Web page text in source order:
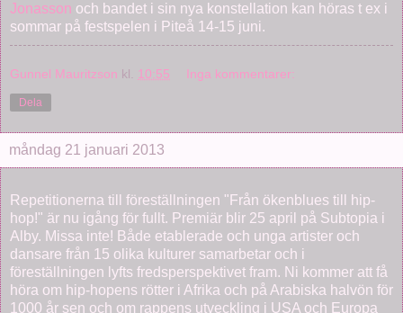
Jonasson och bandet i sin nya konstellation kan höras t ex i
sommar på festspelen i Piteå 14-15 juni.
Gunnel Mauritzson kl. 10:55 Inga kommentarer:
Dela
måndag 21 januari 2013
Repetitionerna till föreställningen "Från ökenblues till hip-
hop!" är nu igång för fullt. Premiär blir 25 april på Subtopia i
Alby. Missa inte! Både etablerade och unga artister och
dansare från 15 olika kulturer samarbetar och i
föreställningen lyfts fredsperspektivet fram. Ni kommer att få
höra om hip-hopens rötter i Afrika och på Arabiska halvön för
1000 år sen och om rappens utveckling i USA och Europa